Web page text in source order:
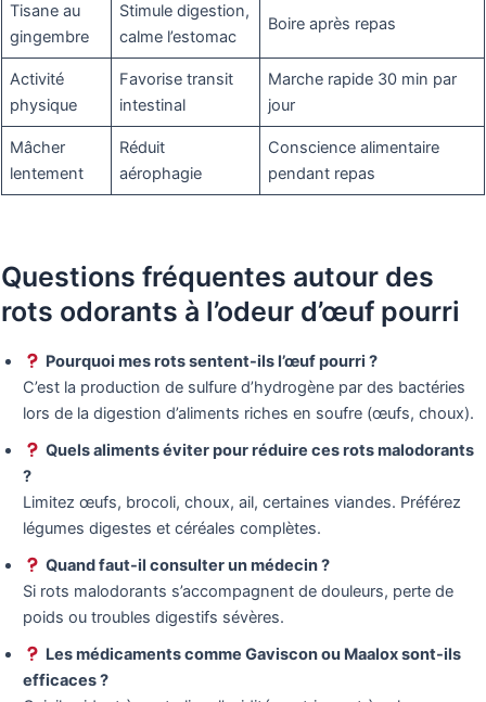
Tisane au
gingembre
Stimule digestion,
calme l’estomac
Boire après repas
Activité
physique
Favorise transit
intestinal
Marche rapide 30 min par
jour
Mâcher
lentement
Réduit
aérophagie
Conscience alimentaire
pendant repas
Questions fréquentes autour des
rots odorants à l’odeur d’œuf pourri
Pourquoi mes rots sentent-ils l’œuf pourri ?
C’est la production de sulfure d’hydrogène par des bactéries
lors de la digestion d’aliments riches en soufre (œufs, choux).
Quels aliments éviter pour réduire ces rots malodorants
?
Limitez œufs, brocoli, choux, ail, certaines viandes. Préférez
légumes digestes et céréales complètes.
Quand faut-il consulter un médecin ?
Si rots malodorants s’accompagnent de douleurs, perte de
poids ou troubles digestifs sévères.
Les médicaments comme Gaviscon ou Maalox sont-ils
efficaces ?